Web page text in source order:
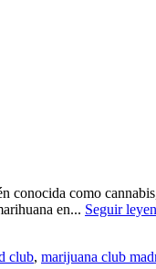
como
en... Seguir
club, marijuana club